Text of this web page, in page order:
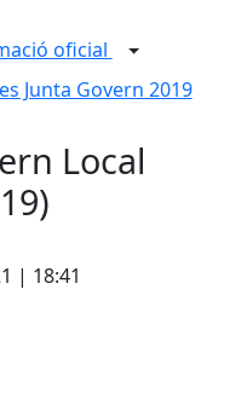
oficial
Junta Govern 2019
Local
| 18:41